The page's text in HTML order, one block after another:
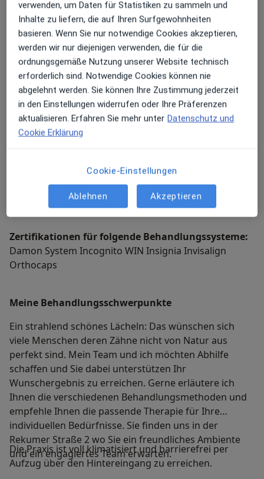
2011-2014 niedergelassen in der kieferorthopädischen
Gemeinschaftspraxis Bönninghoff + Becker
seit April 2014 Inhaberin der kieferorthopädischen
Praxis Dr. Julia Becker
seit Januar 2017 zertifiziertes Mitglied der Deutschen
Mitglied in folgenden Gesellschaften:DGKFO BDK
Zertifikationen für folgende Behandlungssysteme:
Damon System Incognito WIN Insignia Invisalign
Orthocaps
Meine Behandlungs­schwerpunkte
Ein strahlend schönes Lächeln: Das wünschen sich
viele Menschen deren Zähne nicht von Natur aus
perfekt sind. Mein Team und ich möchten Abhilfe
schaffen und Sie dabei unterstützen Ihr
Wunschergebnis zu erreichen. Gerne erläutere ich
Ihnen die verschiedenen Behandlungsmethoden und
empfehle Ihnen die passende Therapie für Ihre
individuellen Bedürfnisse. Sie finden uns in der
Rekumer Straße 2 wo Sie ein freundliches Ambiente
und ein engagiertes Team erwarten.
Die Praxis ist voll klimatisiert und barrierefrei per
Aufzug über den Hintereingang zu erreichen.
verwenden, um Daten für Statistiken zu sammeln und
Inhalte zu liefern, die auf Ihren Surfgewohnheiten
basieren. Wenn Sie nur notwendige Cookies akzeptieren,
werden wir nur diejenigen verwenden, die für die
ordnungsgemäße Nutzung unserer Website technisch
erforderlich sind. Notwendige Cookies können nie
abgelehnt werden. Sie können Ihre Zustimmung jederzeit
in den Einstellungen widerrufen oder Ihre Präferenzen
aktualisieren. Erfahren Sie mehr unter Datenschutz und
Cookie Erklärung
Cookie-Einstellungen
Ablehnen Akzeptieren